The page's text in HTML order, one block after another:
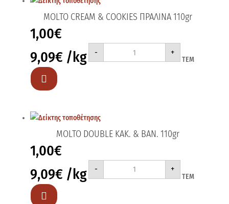
MOLTO CREAM & COOKIES ΠΡΑΛΙΝΑ 110gr
1,00€
9,09€ /kg -
MOLTO
&
+
ΤΕΜ

MOLTO DOUBLE ΚΑΚ. & ΒΑΝ. 110gr
1,00€
9,09€ /kg -
MOLTO
ΚΑΚ.
+
ΤΕΜ
